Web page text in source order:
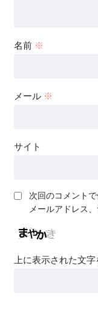
名前 ※
メール ※
サイト
次回のコメント
メールアドレス
上に表示された文